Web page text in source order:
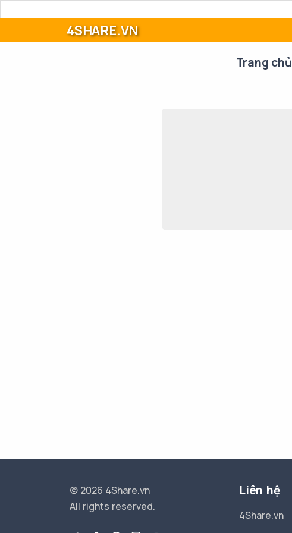
4SHARE.VN
Trang chủ
© 2026 4Share.vn
All rights reserved.
Liên hệ
4Share.vn